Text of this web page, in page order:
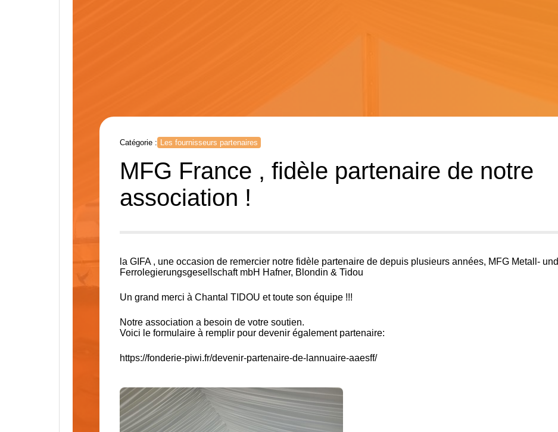
Catégorie : Les fournisseurs partenaires
MFG France , fidèle partenaire de notre
association !
la GIFA , une occasion de remercier notre fidèle partenaire de depuis plusieurs années, MFG Metall- und
Ferrolegierungsgesellschaft mbH Hafner, Blondin & Tidou
Un grand merci à Chantal TIDOU et toute son équipe !!!
Notre association a besoin de votre soutien.
Voici le formulaire à remplir pour devenir également partenaire:
https://fonderie-piwi.fr/devenir-partenaire-de-lannuaire-aaesff/